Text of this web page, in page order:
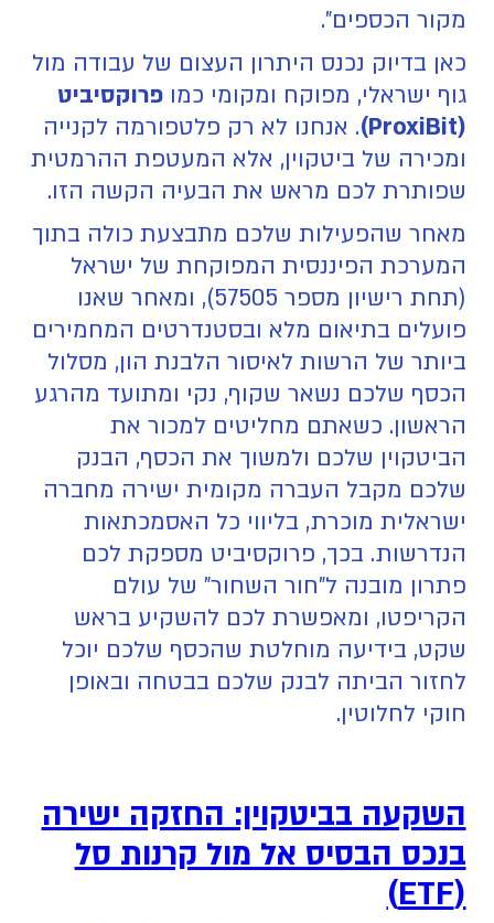
מקור הכספים".
כאן בדיוק נכנס היתרון העצום של עבודה מול
גוף ישראלי, מפוקח ומקומי כמופרוקסיביט
(ProxiBit)
. אנחנו לא רק פלטפורמה לקנייה
ומכירה של ביטקוין, אלא המעטפת ההרמטית
שפותרת לכם מראש את הבעיה הקשה הזו.
מאחר שהפעילות שלכם מתבצעת כולה בתוך
המערכת הפיננסית המפוקחת של ישראל
(תחת רישיון מספר 57505), ומאחר שאנו
פועלים בתיאום מלא ובסטנדרטים המחמירים
ביותר של הרשות לאיסור הלבנת הון, מסלול
הכסף שלכם נשאר שקוף, נקי ומתועד מהרגע
הראשון. כשאתם מחליטים למכור את
הביטקוין שלכם ולמשוך את הכסף, הבנק
שלכם מקבל העברה מקומית ישירה מחברה
ישראלית מוכרת, בליווי כל האסמכתאות
הנדרשות. בכך, פרוקסיביט מספקת לכם
פתרון מובנה ל"חור השחור" של עולם
הקריפטו, ומאפשרת לכם להשקיע בראש
שקט, בידיעה מוחלטת שהכסף שלכם יוכל
לחזור הביתה לבנק שלכם בבטחה ובאופן
חוקי לחלוטין.
השקעה בביטקוין: החזקה ישירה
בנכס הבסיס אל מול קרנות סל
(ETF)